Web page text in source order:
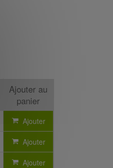
Ajouter au
panier
Ajouter
Ajouter
Ajouter